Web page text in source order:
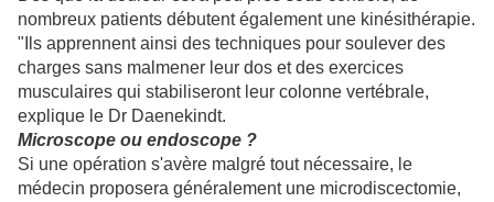
nombreux patients débutent également une kinésithérapie.
"Ils apprennent ainsi des techniques pour soulever des
charges sans malmener leur dos et des exercices
musculaires qui stabiliseront leur colonne vertébrale,
explique le Dr Daenekindt.
Microscope ou endoscope ?
Si une opération s'avère malgré tout nécessaire, le
médecin proposera généralement une microdiscectomie,